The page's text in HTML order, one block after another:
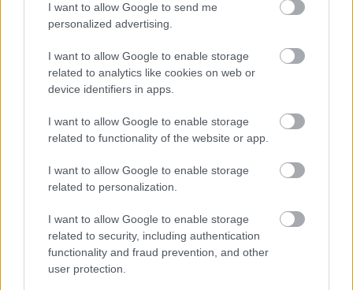
I want to allow Google to send me
personalized advertising.
I want to allow Google to enable storage
related to analytics like cookies on web or
device identifiers in apps.
I want to allow Google to enable storage
related to functionality of the website or app.
I want to allow Google to enable storage
related to personalization.
I want to allow Google to enable storage
related to security, including authentication
functionality and fraud prevention, and other
user protection.
Three Charites Resort: Kομψή απόδραση
στη μαγευτική Γιάλοβα Μεσσηνίας